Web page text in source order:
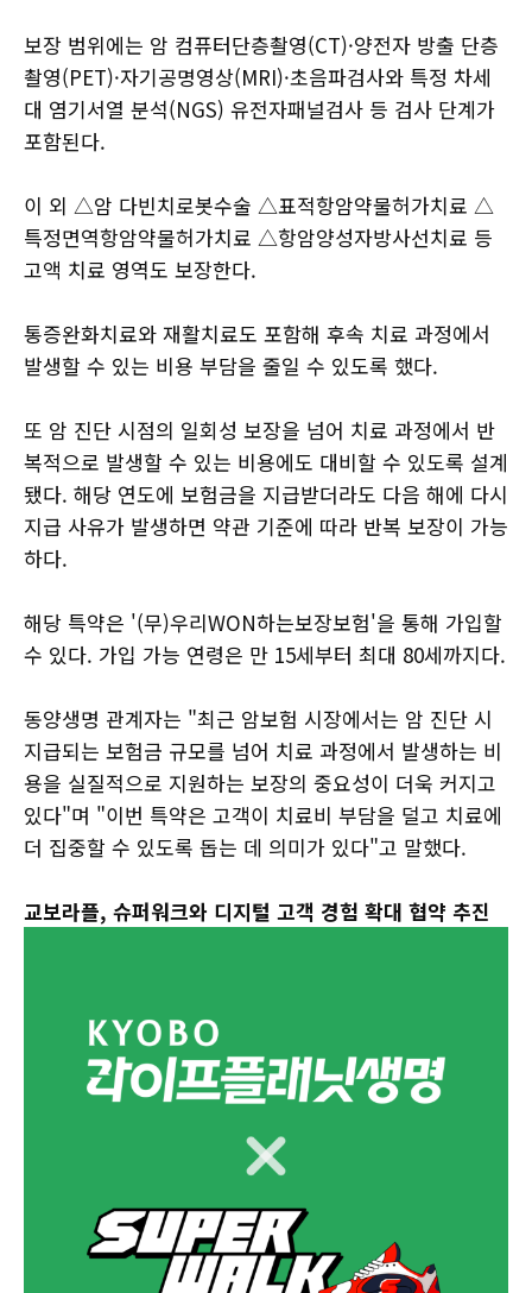
보장 범위에는 암 컴퓨터단층촬영(CT)·양전자 방출 단층
촬영(PET)·자기공명영상(MRI)·초음파검사와 특정 차세
대 염기서열 분석(NGS) 유전자패널검사 등 검사 단계가
포함된다.
이 외 △암 다빈치로봇수술 △표적항암약물허가치료 △
특정면역항암약물허가치료 △항암양성자방사선치료 등
고액 치료 영역도 보장한다.
통증완화치료와 재활치료도 포함해 후속 치료 과정에서
발생할 수 있는 비용 부담을 줄일 수 있도록 했다.
또 암 진단 시점의 일회성 보장을 넘어 치료 과정에서 반
복적으로 발생할 수 있는 비용에도 대비할 수 있도록 설계
됐다. 해당 연도에 보험금을 지급받더라도 다음 해에 다시
지급 사유가 발생하면 약관 기준에 따라 반복 보장이 가능
하다.
해당 특약은 '(무)우리WON하는보장보험'을 통해 가입할
수 있다. 가입 가능 연령은 만 15세부터 최대 80세까지다.
동양생명 관계자는 "최근 암보험 시장에서는 암 진단 시
지급되는 보험금 규모를 넘어 치료 과정에서 발생하는 비
용을 실질적으로 지원하는 보장의 중요성이 더욱 커지고
있다"며 "이번 특약은 고객이 치료비 부담을 덜고 치료에
더 집중할 수 있도록 돕는 데 의미가 있다"고 말했다.
교보라플, 슈퍼워크와 디지털 고객 경험 확대 협약 추진